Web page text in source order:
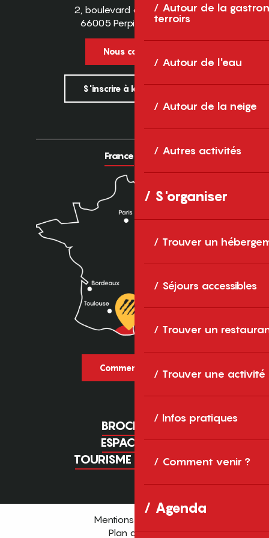
Autour de la
terroirs
Autour de l'eau
Autour de la neige
Autres activités
S'organiser
Trouver un
Séjours accessibles
Trouver un
Trouver une activité
Infos pratiques
Comment venir ?
Agenda
2, boulevard des Pyrénées
66005 Perpignan Cedex
Nous contacter
S'inscrire à la newsletter
France Europe
Comment venir ?
BROCHURES
ESPACE PRO
TOURISME D'AFFAIRES
Mentions légales
Plan du site